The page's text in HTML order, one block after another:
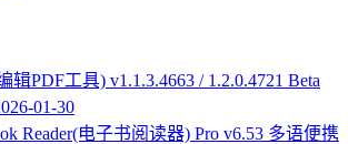
辑PDF工具) v1.1.3.4663 / 1.2.0.4721 Beta
01-30
Reader(电子书阅读器) Pro v6.53 多语便携